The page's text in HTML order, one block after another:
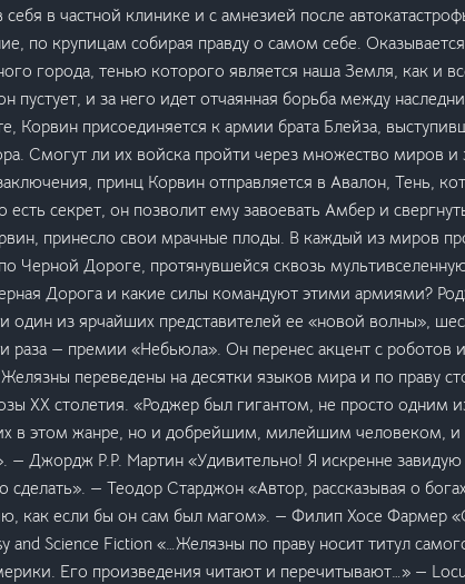
в частной клинике и с амнезией после
по крупицам собирая правду о самом себе.
города, тенью которого является наша Земля, как и
пустует, и за него идет отчаянная борьба между
Корвин присоединяется к армии брата Блейза,
Смогут ли их войска пройти через множество миров и
принц Корвин отправляется в Авалон, Тень,
есть секрет, он позволит ему завоевать Амбер и
принесло свои мрачные плоды. В каждый из миров
Черной Дороге, протянувшейся сквозь
Дорога и какие силы командуют этими армиями?
один из ярчайших представителей ее «новой волны»,
раза — премии «Небьюла». Он перенес акцент с роботов
переведены на десятки языков мира и по праву
XX столетия. «Роджер был гигантом, не просто одним
в этом жанре, но и добрейшим, милейшим человеком,
— Джордж Р.Р. Мартин «Удивительно! Я искренне
сделать». — Теодор Старджон «Автор, рассказывая о
как если бы он сам был магом». — Филип Хосе Фармер
and Science Fiction «…Желязны по праву носит титул
Его произведения читают и перечитывают…» —